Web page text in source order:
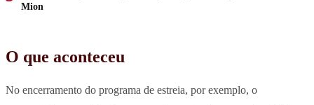
Mion
O que aconteceu
No encerramento do programa de estreia, por exemplo, o